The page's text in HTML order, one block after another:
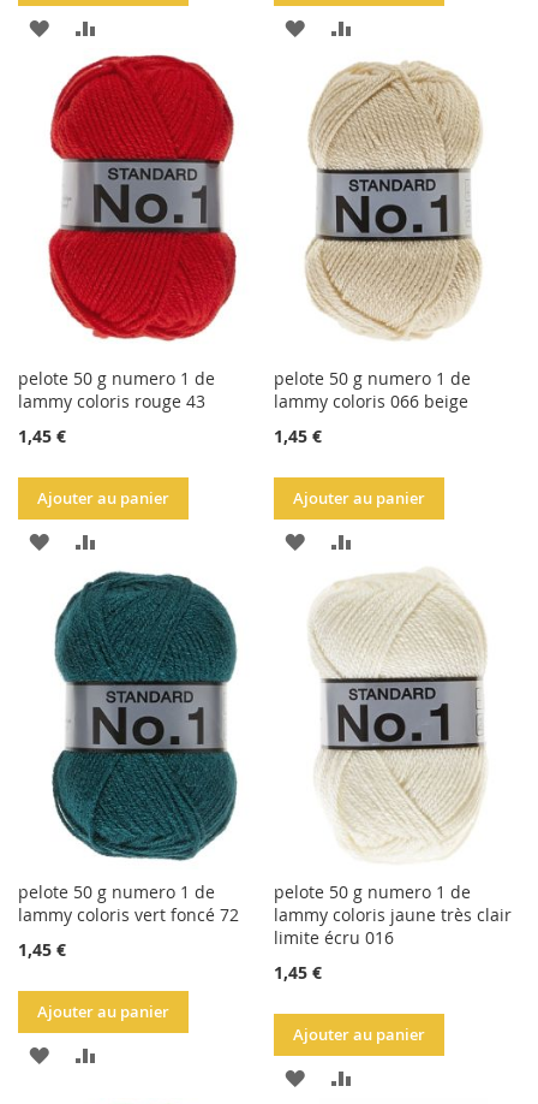
AJOUTER
LA
LISTE
D'ACHATS
AU
COMPARATEUR
AJOUTER
LA
LISTE
D'ACHATS
AU
COMPARATEUR
pelote 50 g numero 1 de
lammy coloris rouge 43
1,45 €
Ajouter au panier
AJOUTER
LA
LISTE
D'ACHATS
AU
COMPARATEUR
pelote 50 g numero 1 de
lammy coloris 066 beige
1,45 €
Ajouter au panier
AJOUTER
LA
LISTE
D'ACHATS
AU
COMPARATEUR
pelote 50 g numero 1 de
lammy coloris vert foncé 72
1,45 €
Ajouter au panier
AJOUTER
pelote 50 g numero 1 de
lammy coloris jaune très clair
limite écru 016
1,45 €
Ajouter au panier
AJOUTER